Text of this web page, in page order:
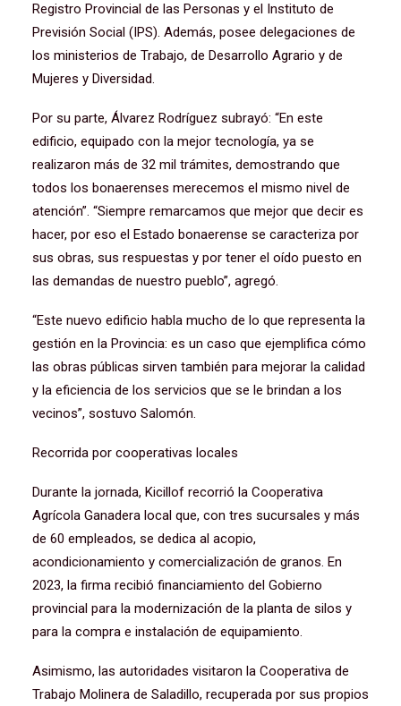
Registro Provincial de las Personas y el Instituto de
Previsión Social (IPS). Además, posee delegaciones de
los ministerios de Trabajo, de Desarrollo Agrario y de
Mujeres y Diversidad.
Por su parte, Álvarez Rodríguez subrayó: “En este
edificio, equipado con la mejor tecnología, ya se
realizaron más de 32 mil trámites, demostrando que
todos los bonaerenses merecemos el mismo nivel de
atención”. “Siempre remarcamos que mejor que decir es
hacer, por eso el Estado bonaerense se caracteriza por
sus obras, sus respuestas y por tener el oído puesto en
las demandas de nuestro pueblo”, agregó.
“Este nuevo edificio habla mucho de lo que representa la
gestión en la Provincia: es un caso que ejemplifica cómo
las obras públicas sirven también para mejorar la calidad
y la eficiencia de los servicios que se le brindan a los
vecinos”, sostuvo Salomón.
Recorrida por cooperativas locales
Durante la jornada, Kicillof recorrió la Cooperativa
Agrícola Ganadera local que, con tres sucursales y más
de 60 empleados, se dedica al acopio,
acondicionamiento y comercialización de granos. En
2023, la firma recibió financiamiento del Gobierno
provincial para la modernización de la planta de silos y
para la compra e instalación de equipamiento.
Asimismo, las autoridades visitaron la Cooperativa de
Trabajo Molinera de Saladillo, recuperada por sus propios